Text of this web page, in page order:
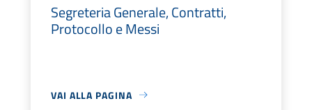
Segreteria Generale, Contratti,
Protocollo e Messi
VAI ALLA PAGINA